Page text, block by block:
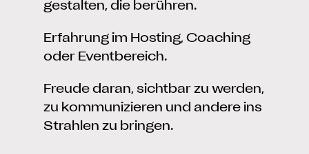
gestalten, die berühren.
Erfahrung im Hosting, Coaching
oder Eventbereich.
Freude daran, sichtbar zu werden,
zu kommunizieren und andere ins
Strahlen zu bringen.